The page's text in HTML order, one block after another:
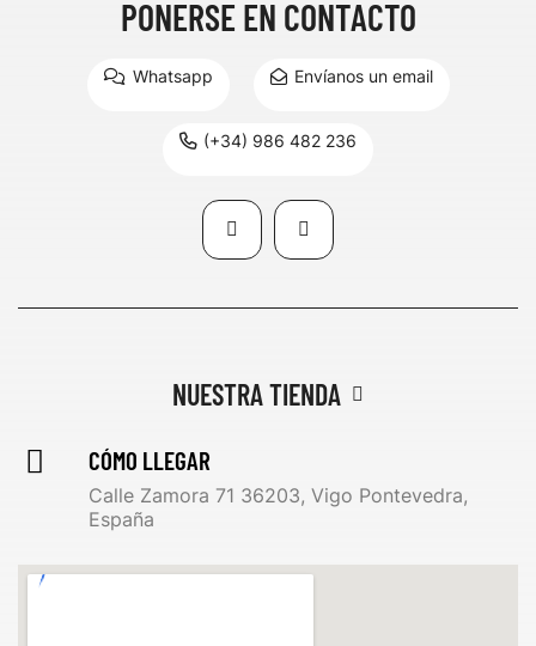
PONERSE EN CONTACTO
Whatsapp Envíanos un email
(+34) 986 482 236
NUESTRA TIENDA
CÓMO LLEGAR
Calle Zamora 71 36203, Vigo Pontevedra,
España